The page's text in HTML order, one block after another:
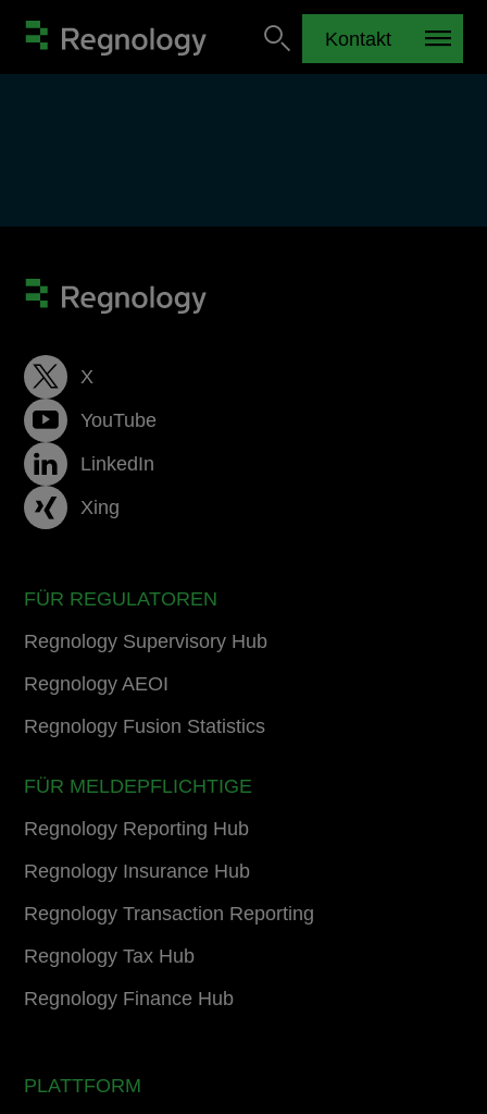
Kontakt
X
YouTube
LinkedIn
Xing
FÜR REGULATOREN
Regnology Supervisory Hub
Regnology AEOI
Regnology Fusion Statistics
FÜR MELDEPFLICHTIGE
Regnology Reporting Hub
Regnology Insurance Hub
Regnology Transaction Reporting
Regnology Tax Hub
Regnology Finance Hub
PLATTFORM